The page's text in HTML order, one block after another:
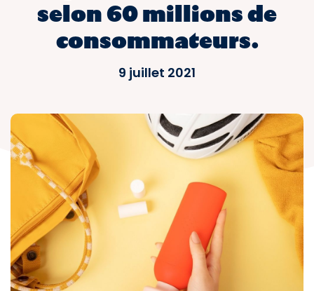
selon 60 millions de
consommateurs.
9 juillet 2021